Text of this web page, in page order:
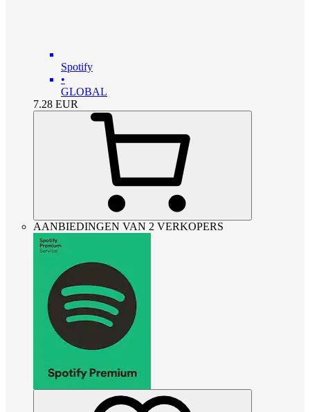
Spotify
•
GLOBAL
7.28 EUR
AANBIEDINGEN VAN 2 VERKOPERS